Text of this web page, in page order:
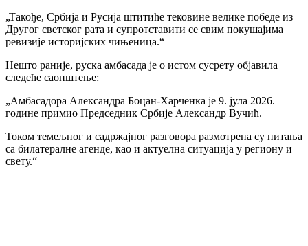
„Такође, Србија и Русија штитиће тековине велике победе из
Другог светског рата и супротставити се свим покушајима
ревизије историјских чињеница.“
Нешто раније, руска амбасада је о истом сусрету објавила
следеће саопштење:
„Амбасадора Александра Боцан-Харченка је 9. јула 2026.
године примио Председник Србије Александр Вучић.
Током темељног и садржајног разговора размотрена су питања
са билатералне агенде, као и актуелна ситуација у региону и
свету.“